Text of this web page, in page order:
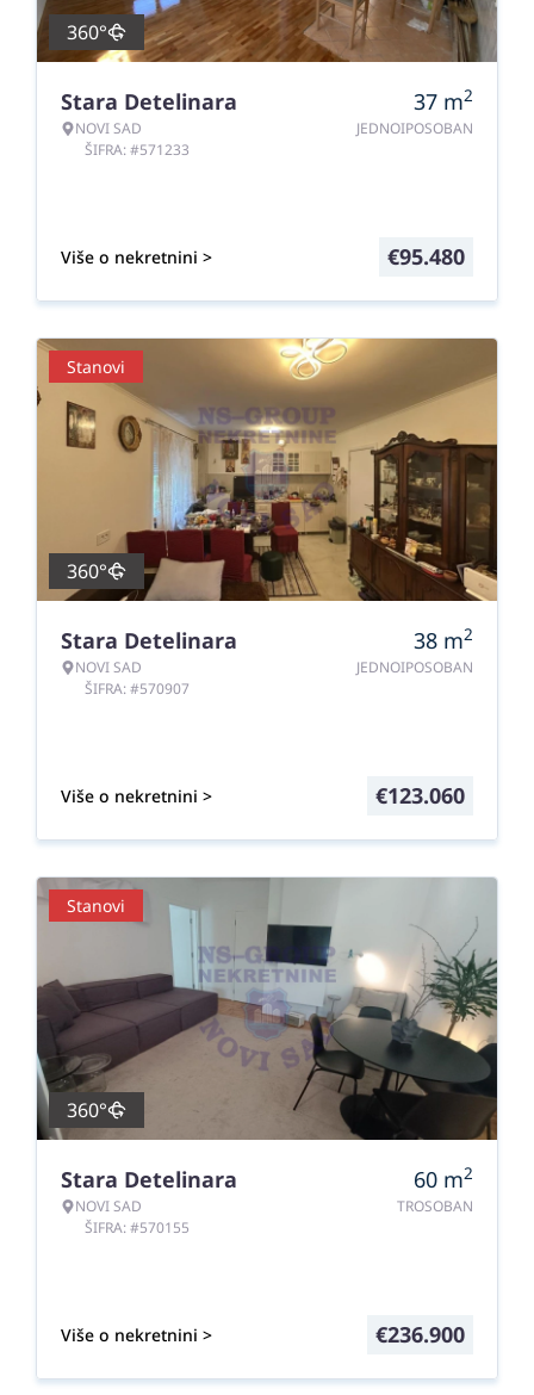
360°
Stara Detelinara
NOVI SAD
ŠIFRA: #571233
37 m2
JEDNOIPOSOBAN
Više o nekretnini > €95.480
Stanovi
360°
Stara Detelinara
NOVI SAD
ŠIFRA: #570907
38 m2
JEDNOIPOSOBAN
Više o nekretnini > €123.060
Stanovi
360°
Stara Detelinara
NOVI SAD
ŠIFRA: #570155
60 m2
TROSOBAN
Više o nekretnini > €236.900